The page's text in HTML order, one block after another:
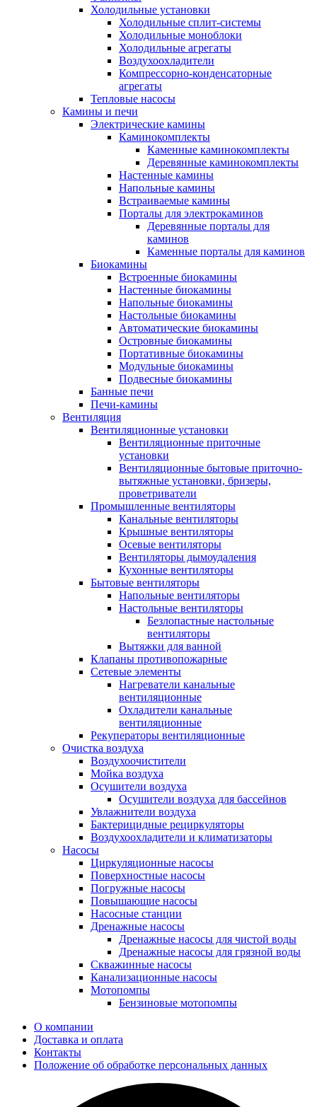
Холодильные установки
Холодильные сплит-системы
Холодильные моноблоки
Холодильные агрегаты
Воздухоохладители
Компрессорно-конденсаторные
агрегаты
Тепловые насосы
Камины и печи
Электрические камины
Каминокомплекты
Каменные каминокомплекты
Деревянные каминокомплекты
Настенные камины
Напольные камины
Встраиваемые камины
Порталы для электрокаминов
Деревянные порталы для
каминов
Каменные порталы для каминов
Биокамины
Встроенные биокамины
Настенные биокамины
Напольные биокамины
Настольные биокамины
Автоматические биокамины
Островные биокамины
Портативные биокамины
Модульные биокамины
Подвесные биокамины
Банные печи
Печи-камины
Вентиляция
Вентиляционные установки
Вентиляционные приточные
установки
Вентиляционные бытовые приточно-
вытяжные установки, бризеры,
проветриватели
Промышленные вентиляторы
Канальные вентиляторы
Крышные вентиляторы
Осевые вентиляторы
Вентиляторы дымоудаления
Кухонные вентиляторы
Бытовые вентиляторы
Напольные вентиляторы
Настольные вентиляторы
Безлопастные настольные
вентиляторы
Вытяжки для ванной
Клапаны противопожарные
Сетевые элементы
Нагреватели канальные
вентиляционные
Охладители канальные
вентиляционные
Рекуператоры вентиляционные
Очистка воздуха
Воздухоочистители
Мойка воздуха
Осушители воздуха
Осушители воздуха для бассейнов
Увлажнители воздуха
Бактерицидные рециркуляторы
Воздухоохладители и климатизаторы
Насосы
Циркуляционные насосы
Поверхностные насосы
Погружные насосы
Повышающие насосы
Насосные станции
Дренажные насосы
Дренажные насосы для чистой воды
Дренажные насосы для грязной воды
Скважинные насосы
Канализационные насосы
Мотопомпы
Бензиновые мотопомпы
О компании
Доставка и оплата
Контакты
Положение об обработке персональных данных